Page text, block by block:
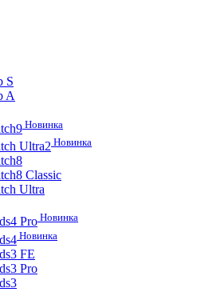
S
A
Новинка
Ultra2 Новинка
Classic
Ultra
Pro Новинка
Новинка
FE
Pro